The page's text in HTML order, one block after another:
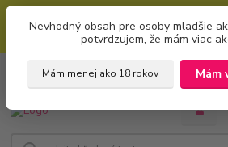
bez úvodzoviek). Zľavový kód zadajte v
políčka: "mám zľavový
Nevhodný obsah pre osoby mladšie
potvrdzujem, že mám viac
Mám menej ako 18 rokov Mám
+421 951 733 848
(Po-Pia, 8-16 hod.)